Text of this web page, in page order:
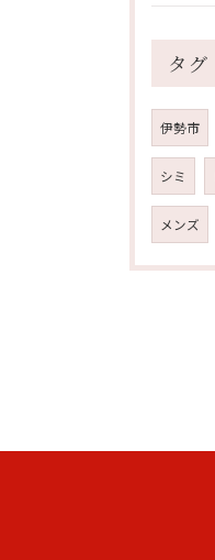
タグ
伊勢市
シミ
メンズ